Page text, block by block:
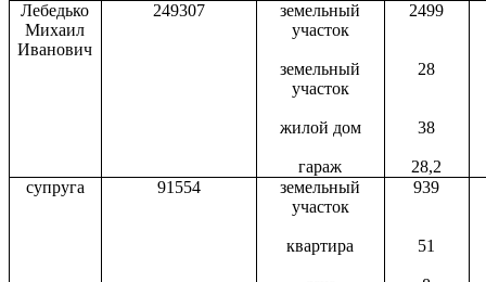
Лебедько
Михаил
Иванович
249307
земельный
участок
земельный
участок
жилой дом
гараж
2499
28
38
28,2
супруга
91554
земельный
участок
квартира
939
51